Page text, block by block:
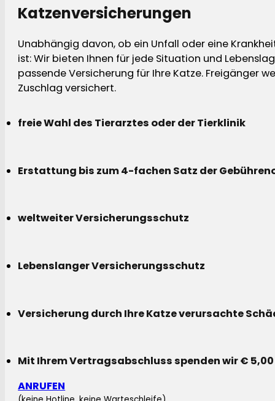
Katzenversicherungen
Unabhängig davon, ob ein Unfall oder eine
ist: Wir bieten Ihnen für jede Situation und
passende Versicherung für Ihre Katze. Freigänger
Zuschlag versichert.
freie Wahl des Tierarztes oder der Tierklinik
Erstattung bis zum 4-fachen Satz der
weltweiter Versicherungsschutz
Lebenslanger Versicherungsschutz
Versicherung durch Ihre Katze verursachte
Mit Ihrem Vertragsabschluss spenden wir €
ANRUFEN